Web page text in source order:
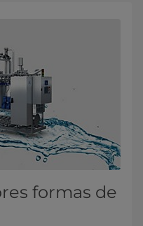
formas de